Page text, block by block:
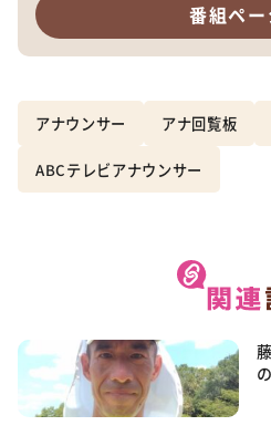
番組ペ
アナウンサー アナ回覧板
ABCテレビアナウンサー